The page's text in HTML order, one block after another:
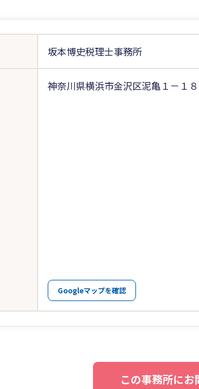
坂本博史税理士事務所
神奈川県横浜市金沢区泥亀１－１
Googleマップを確認
この事務所にお